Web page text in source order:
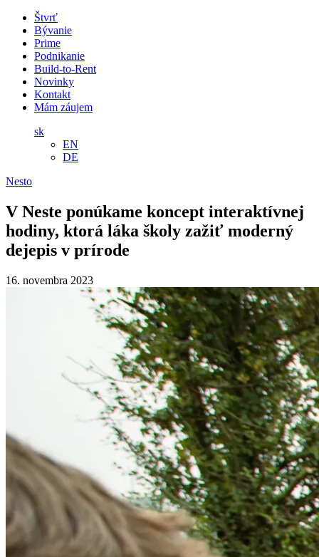
Štvrť
Bývanie
Prime
Podnikanie
Build-to-Rent
Novinky
Kontakt
Mám záujem
sk
EN
DE
Nesto
V Neste ponúkame koncept interaktívnej
hodiny, ktorá láka školy zažiť moderný
dejepis v prírode
16. novembra 2023